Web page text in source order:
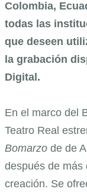
Colombia,
todas las
que deseen
la grabación
Digital.
En el marco del
Teatro Real
Bomarzo de de
después de más
creación. Se